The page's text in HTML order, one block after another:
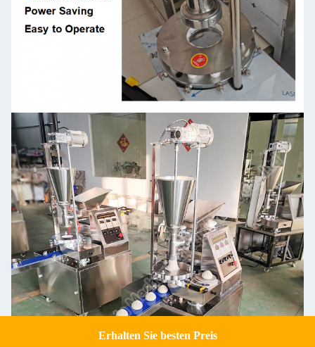
Erhalten Sie besten PreisGet a Quote